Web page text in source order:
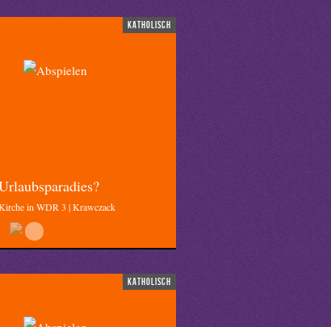
katholisch
in WDR 3 | Krawczack
katholisch